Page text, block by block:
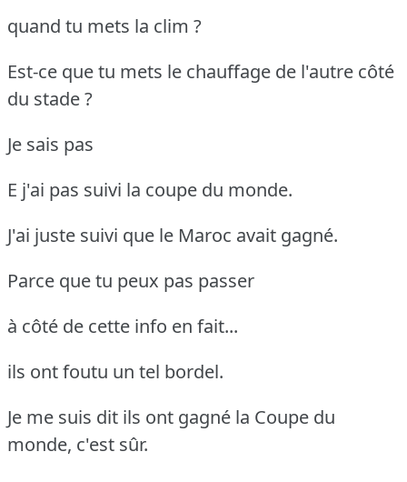
quand tu mets la clim ?
Est-ce que tu mets le chauffage de l'autre côté
du stade ?
Je sais pas
E j'ai pas suivi la coupe du monde.
J'ai juste suivi que le Maroc avait gagné.
Parce que tu peux pas passer
à côté de cette info en fait...
ils ont foutu un tel bordel.
Je me suis dit ils ont gagné la Coupe du
monde, c'est sûr.